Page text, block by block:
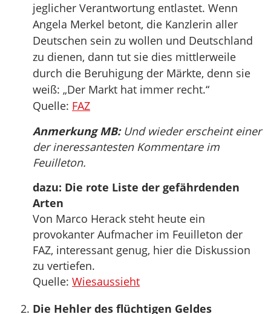
jeglicher Verantwortung entlastet. Wenn
Angela Merkel betont, die Kanzlerin aller
Deutschen sein zu wollen und Deutschland
zu dienen, dann tut sie dies mittlerweile
durch die Beruhigung der Märkte, denn sie
weiß: „Der Markt hat immer recht.“
Quelle: FAZ
Anmerkung MB:Und wieder erscheint einer
der ineressantesten Kommentare im
Feuilleton.
dazu: Die rote Liste der gefährdenden
Arten
Von Marco Herack steht heute ein
provokanter Aufmacher im Feuilleton der
FAZ, interessant genug, hier die Diskussion
zu vertiefen.
Quelle: Wiesaussieht
Die Hehler des flüchtigen Geldes